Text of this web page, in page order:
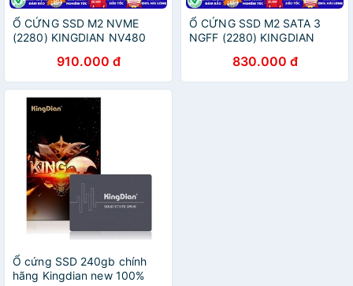
Ổ CỨNG SSD M2 NVME
(2280) KINGDIAN NV480
TỐC ĐỘ CAO910.000 đ
Ổ CỨNG SSD M2 SATA 3
NGFF (2280) KINGDIAN
512GB) TỐC ĐỘ CAO
830.000 đ
Ổ cứng SSD 240gb chính
hãng Kingdian new 100%